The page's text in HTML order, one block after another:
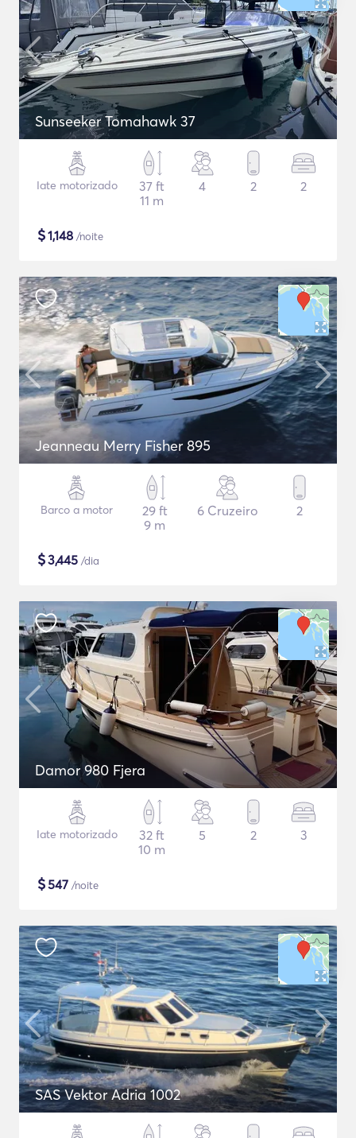
Sunseeker Tomahawk 37
Iate motorizado
37 ft
11 m
4 2 2
$1,148 /noite
Jeanneau Merry Fisher 895
Barco a motor
29 ft
9 m
6 Cruzeiro 2
$3,445 /dia
Damor 980 Fjera
Iate motorizado
32 ft
10 m
5 2 3
$547 /noite
SAS Vektor Adria 1002